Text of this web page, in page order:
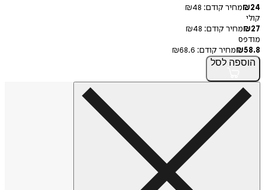
קודם:
₪48
קודם: ₪48
מחיר קודם: ₪68.6
לסל